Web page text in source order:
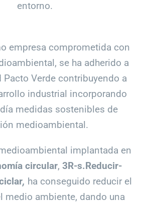
entorno.
empresa comprometida con
se ha adherido a
Pacto Verde contribuyendo a
industrial incorporando
medidas sostenibles de
medioambiental.
implantada en
circular, 3R-s.Reducir-
, ha conseguido reducir el
medio ambiente, dando una